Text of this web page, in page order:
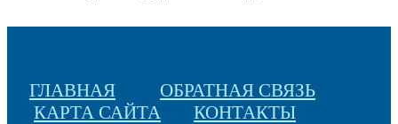
ГЛАВНАЯ
ОБРАТНАЯ СВЯЗЬ
КАРТА САЙТА
КОНТАКТЫ